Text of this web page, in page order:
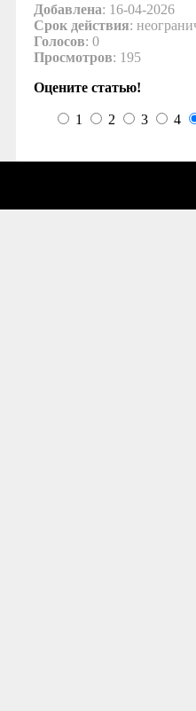
Добавлена: 16-04-2026
Срок действия:
Голосов: 0
Просмотров: 195
Оцените статью!
1 2 3 4